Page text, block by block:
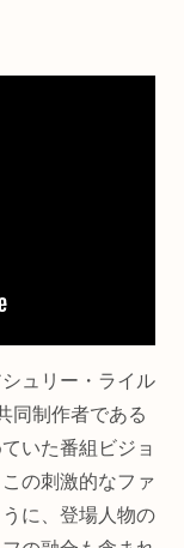
ュリー・ライル
同制作者である
いた番組ビジョ
の刺激的なファ
に、登場人物の